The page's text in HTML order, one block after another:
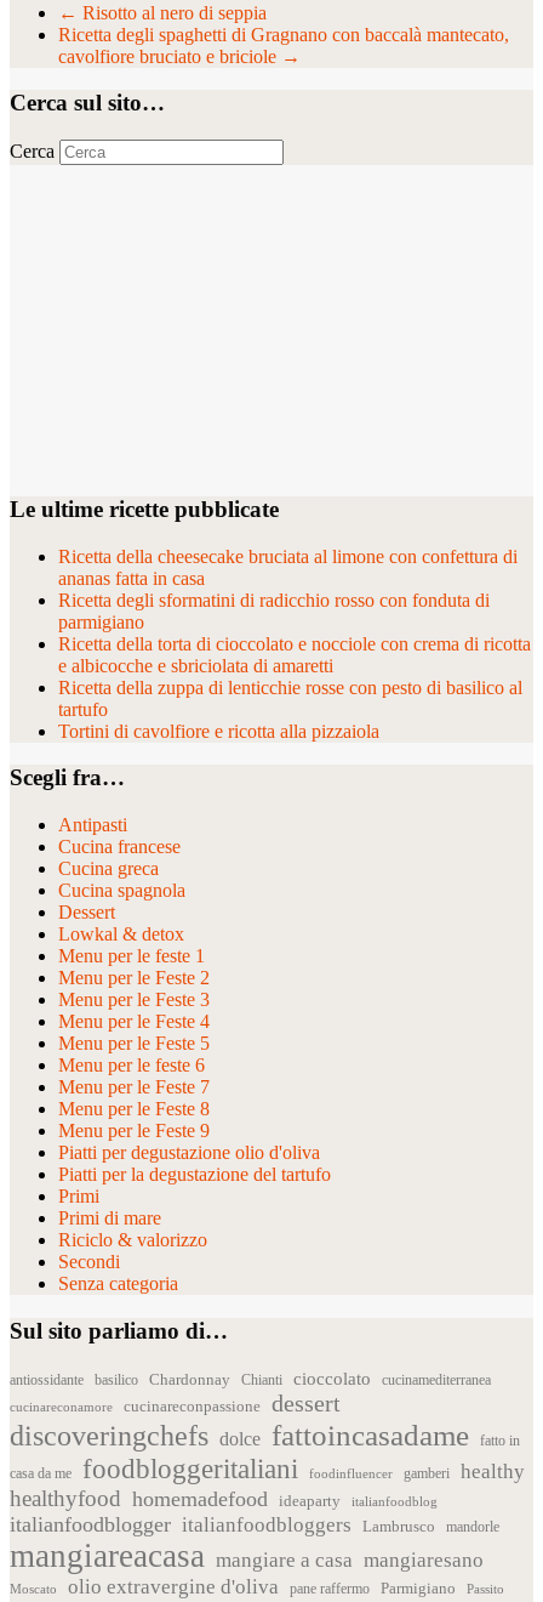
← Risotto al nero di seppia
Ricetta degli spaghetti di Gragnano con baccalà mantecato,
cavolfiore bruciato e briciole →
Cerca sul sito…
Cerca
Le ultime ricette pubblicate
Ricetta della cheesecake bruciata al limone con confettura di
ananas fatta in casa
Ricetta degli sformatini di radicchio rosso con fonduta di
parmigiano
Ricetta della torta di cioccolato e nocciole con crema di ricotta
e albicocche e sbriciolata di amaretti
Ricetta della zuppa di lenticchie rosse con pesto di basilico al
tartufo
Tortini di cavolfiore e ricotta alla pizzaiola
Scegli fra…
Antipasti
Cucina francese
Cucina greca
Cucina spagnola
Dessert
Lowkal & detox
Menu per le feste 1
Menu per le Feste 2
Menu per le Feste 3
Menu per le Feste 4
Menu per le Feste 5
Menu per le feste 6
Menu per le Feste 7
Menu per le Feste 8
Menu per le Feste 9
Piatti per degustazione olio d'oliva
Piatti per la degustazione del tartufo
Primi
Primi di mare
Riciclo & valorizzo
Secondi
Senza categoria
Sul sito parliamo di…
antiossidante basilico Chardonnay Chianti cioccolato cucinamediterranea
cucinareconamore cucinareconpassione dessert
discoveringchefs dolce fattoincasadame
fatto in
casa da me
foodbloggeritaliani foodinfluencer gamberi healthy
healthyfood homemadefood ideaparty italianfoodblog
italianfoodblogger italianfoodbloggers Lambrusco mandorle
mangiareacasa mangiare a casa mangiaresano
Moscato olio extravergine d'oliva pane raffermo Parmigiano Passito